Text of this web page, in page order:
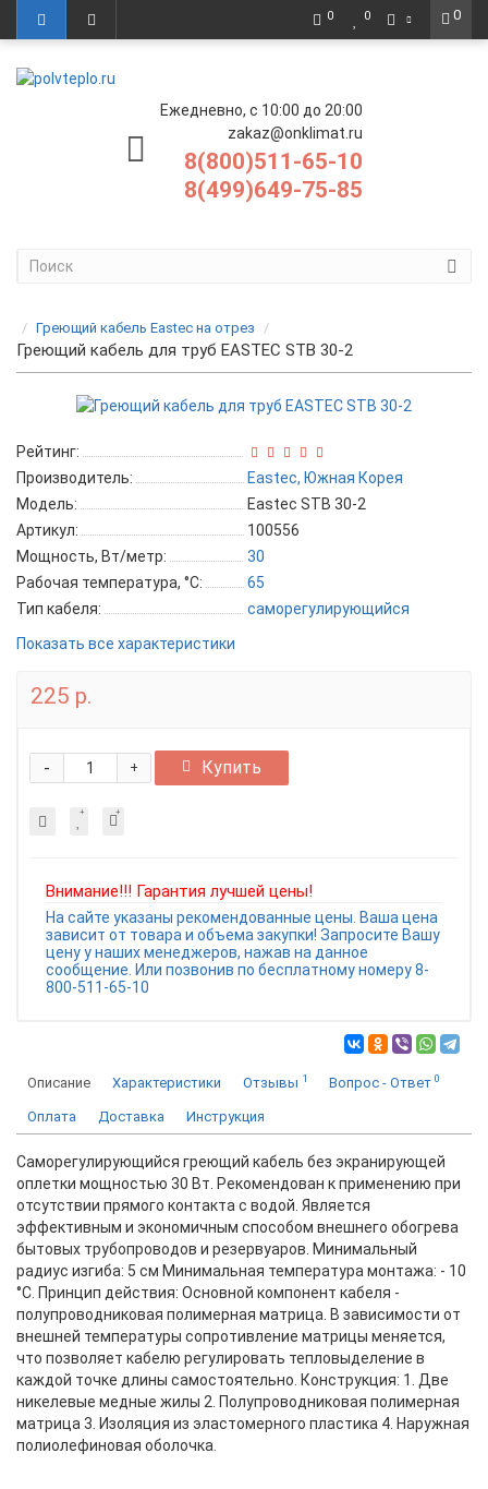
0
0 0
Ежедневно, с 10:00 до 20:00
zakaz@onklimat.ru
8(800)511-65-10
8(499)649-75-85
Греющий кабель Eastec на отрез
Греющий кабель для труб EASTEC STB 30-2
Рейтинг:
Производитель:
Eastec, Южная Корея
Модель:
Eastec STB 30-2
Артикул:
100556
Мощность, Вт/метр:
30
Рабочая температура, °C:
65
Тип кабеля:
саморегулирующийся
Показать все характеристики
225 р.
+
- Купить
Внимание!!! Гарантия лучшей цены!
На сайте указаны рекомендованные цены. Ваша цена
зависит от товара и объема закупки! Запросите Вашу
цену у наших менеджеров, нажав на данное
сообщение. Или позвонив по бесплатному номеру 8-
800-511-65-10
Описание Характеристики Отзывы 1 Вопрос - Ответ 0
Оплата Доставка Инструкция
Саморегулирующийся греющий кабель без экранирующей
оплетки мощностью 30 Вт. Рекомендован к применению при
отсутствии прямого контакта с водой. Является
эффективным и экономичным способом внешнего обогрева
бытовых трубопроводов и резервуаров. Минимальный
радиус изгиба: 5 см Минимальная температура монтажа: - 10
°С. Принцип действия: Основной компонент кабеля -
полупроводниковая полимерная матрица. В зависимости от
внешней температуры сопротивление матрицы меняется,
что позволяет кабелю регулировать тепловыделение в
каждой точке длины самостоятельно. Конструкция: 1. Две
никелевые медные жилы 2. Полупроводниковая полимерная
матрица 3. Изоляция из эластомерного пластика 4. Наружная
полиолефиновая оболочка.